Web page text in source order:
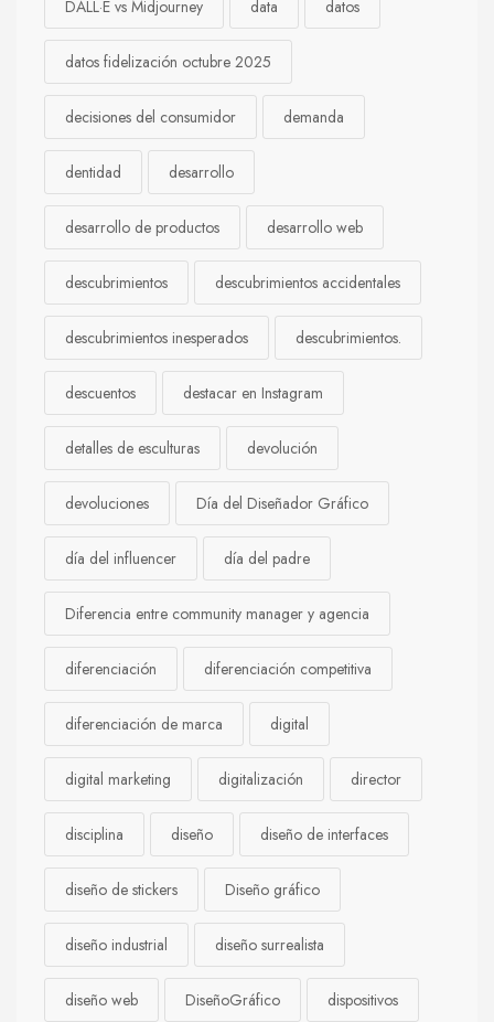
DALL·E vs Midjourney data datos
datos fidelización octubre 2025
decisiones del consumidor demanda
dentidad desarrollo
desarrollo de productos desarrollo web
descubrimientos descubrimientos accidentales
descubrimientos inesperados descubrimientos.
descuentos destacar en Instagram
detalles de esculturas devolución
devoluciones Día del Diseñador Gráfico
día del influencer día del padre
Diferencia entre community manager y agencia
diferenciación diferenciación competitiva
diferenciación de marca digital
digital marketing digitalización director
disciplina diseño diseño de interfaces
diseño de stickers Diseño gráfico
diseño industrial diseño surrealista
diseño web DiseñoGráfico dispositivos